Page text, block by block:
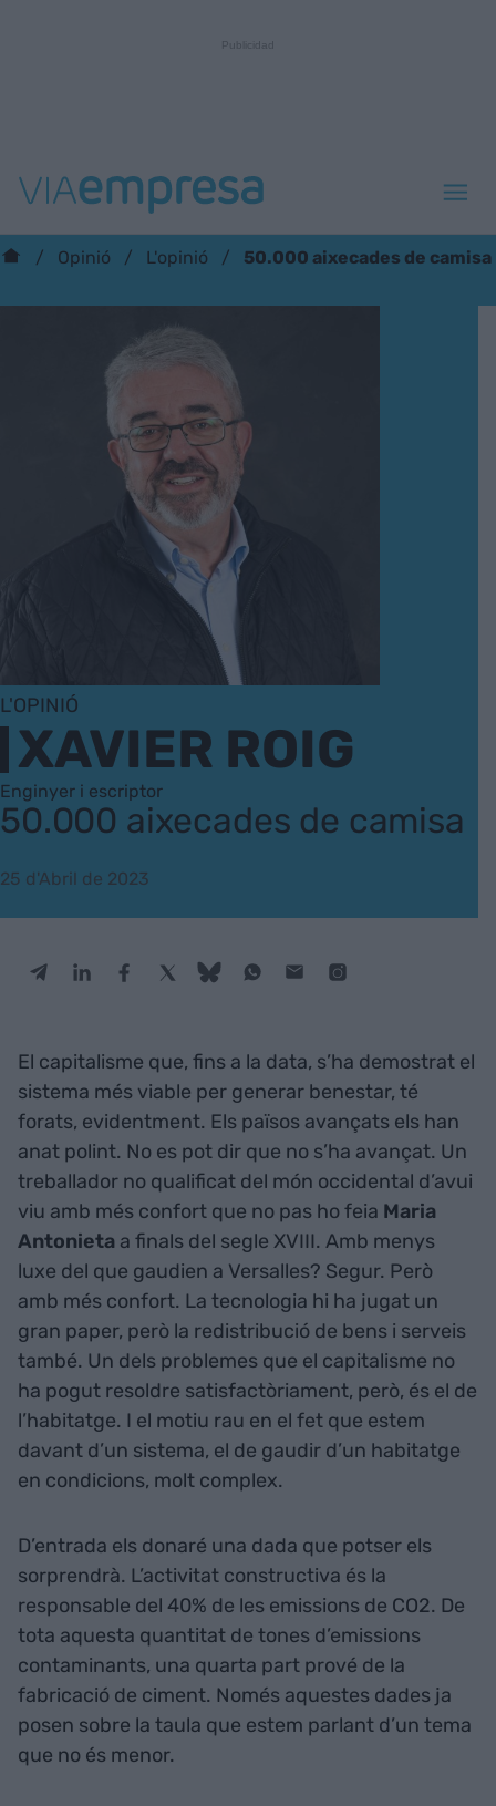
Opinió L'opinió 50.000 aixecades de camisa
L'OPINIÓ
XAVIER ROIG
Enginyer i escriptor
50.000 aixecades de camisa
25 d'Abril de 2023
El capitalisme que, fins a la data, s’ha demostrat el
sistema més viable per generar benestar, té
forats, evidentment. Els països avançats els han
anat polint. No es pot dir que no s’ha avançat. Un
treballador no qualificat del món occidental d’avui
viu amb més confort que no pas ho feia Maria
Antonieta a finals del segle XVIII. Amb menys
luxe del que gaudien a Versalles? Segur. Però
amb més confort. La tecnologia hi ha jugat un
gran paper, però la redistribució de bens i serveis
també. Un dels problemes que el capitalisme no
ha pogut resoldre satisfactòriament, però, és el de
l’habitatge. I el motiu rau en el fet que estem
davant d’un sistema, el de gaudir d’un habitatge
en condicions, molt complex.
D’entrada els donaré una dada que potser els
sorprendrà. L’activitat constructiva és la
responsable del 40% de les emissions de CO2. De
tota aquesta quantitat de tones d’emissions
contaminants, una quarta part prové de la
fabricació de ciment. Només aquestes dades ja
posen sobre la taula que estem parlant d’un tema
que no és menor.